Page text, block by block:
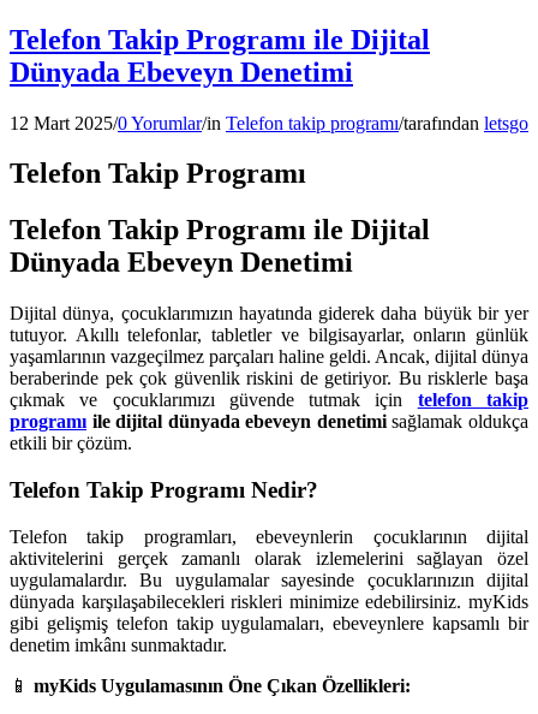
Telefon Takip Programı ile Dijital
Dünyada Ebeveyn Denetimi
12 Mart 2025/0 Yorumlar/in Telefon takip programı/tarafından letsgo
Telefon Takip Programı
Telefon Takip Programı ile Dijital
Dünyada Ebeveyn Denetimi
Dijital dünya, çocuklarımızın hayatında giderek daha büyük bir yer
tutuyor. Akıllı telefonlar, tabletler ve bilgisayarlar, onların günlük
yaşamlarının vazgeçilmez parçaları haline geldi. Ancak, dijital dünya
beraberinde pek çok güvenlik riskini de getiriyor. Bu risklerle başa
çıkmak ve çocuklarımızı güvende tutmak için telefon takip
programı ile dijital dünyada ebeveyn denetimisağlamak oldukça
etkili bir çözüm.
Telefon Takip Programı Nedir?
Telefon takip programları, ebeveynlerin çocuklarının dijital
aktivitelerini gerçek zamanlı olarak izlemelerini sağlayan özel
uygulamalardır. Bu uygulamalar sayesinde çocuklarınızın dijital
dünyada karşılaşabilecekleri riskleri minimize edebilirsiniz. myKids
gibi gelişmiş telefon takip uygulamaları, ebeveynlere kapsamlı bir
denetim imkânı sunmaktadır.
📱 myKids Uygulamasının Öne Çıkan Özellikleri: